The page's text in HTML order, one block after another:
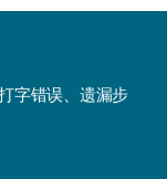
字错误、遗漏步